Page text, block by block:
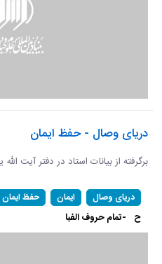
دریای وصال - حفظ ایمان
برگرفته از بیانات استاد در دفتر آیت الله
دریای وصال ایمان حفظ ایمان
ح -تمام حروف الفبا